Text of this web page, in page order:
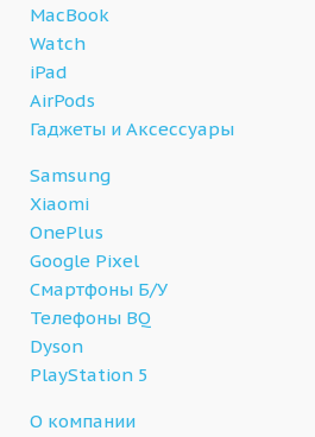
MacBook
Watch
iPad
AirPods
Гаджеты и Аксессуары
Samsung
Xiaomi
OnePlus
Google Pixel
Смартфоны Б/У
Телефоны BQ
Dyson
PlayStation 5
О компании